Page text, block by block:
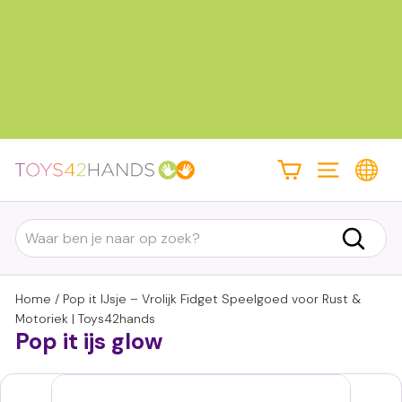
T
o
y
s
4
2
h
a
n
Site navigatie
Search
Zoek
Home / Pop it IJsje – Vrolijk Fidget Speelgoed voor Rust &
Motoriek | Toys42hands
Pop it ijs glow